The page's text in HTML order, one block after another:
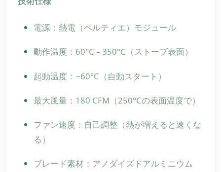
電源：熱電（ペルティエ）モジュール
動作温度：60°C – 350°C（ストーブ表面）
起動温度：~60°C（自動スタート）
最大風量：180 CFM（250°Cの表面温度で）
ファン速度：自己調整（熱が増えると速くな
る）
ブレード素材：アノダイズドアルミニウム